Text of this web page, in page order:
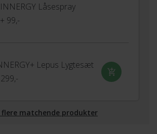
INNERGY Låsespray
+ 99,-
Lepus Lygtesæt
flere matchende produkter